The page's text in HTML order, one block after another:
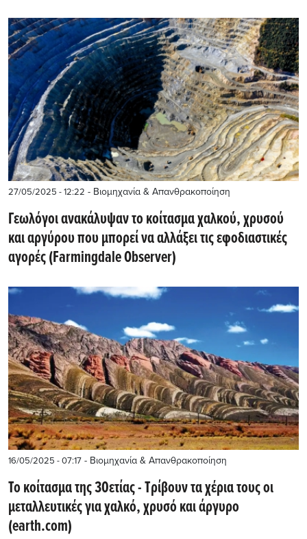
27/05/2025 - 12:22 - Βιομηχανία & Απανθρακοποίηση
Γεωλόγοι ανακάλυψαν το κοίτασμα χαλκού, χρυσού
και αργύρου που μπορεί να αλλάξει τις εφοδιαστικές
αγορές (Farmingdale Observer)
16/05/2025 - 07:17 - Βιομηχανία & Απανθρακοποίηση
Το κοίτασμα της 30ετίας - Τρίβουν τα χέρια τους οι
μεταλλευτικές για χαλκό, χρυσό και άργυρο
(earth.com)